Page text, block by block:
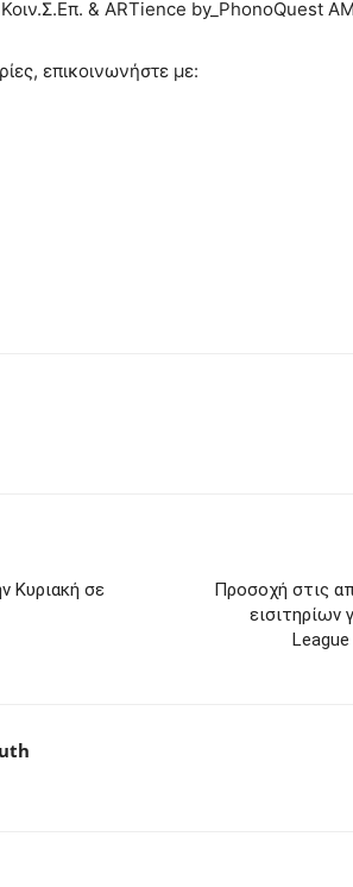
& ARTience by_PhonoQuest
επικοινωνήστε με:
Κυριακή σε
Προσοχή στις
εισιτηρίων